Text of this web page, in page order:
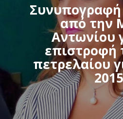
από την
Αντωνίου
επιστροφή
πετρελαίου
2015